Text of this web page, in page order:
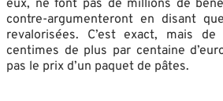
eux, ne font pas de millions de
contre-argumenteront en disant
revalorisées. C’est exact, mais
centimes de plus par centaine
pas le prix d’un paquet de pâtes.